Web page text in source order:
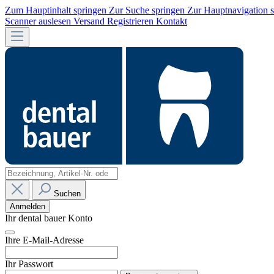
Zum Hauptinhalt springen Zur Suche springen Zur Hauptnavigation
Scanner auslesen Versand Registrieren Kontakt
Suchen
Anmelden
Ihr dental bauer Konto
Ihre E-Mail-Adresse
Ihr Passwort